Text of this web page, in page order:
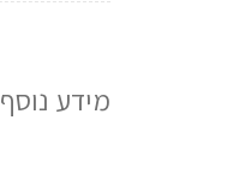
מידע נוסף